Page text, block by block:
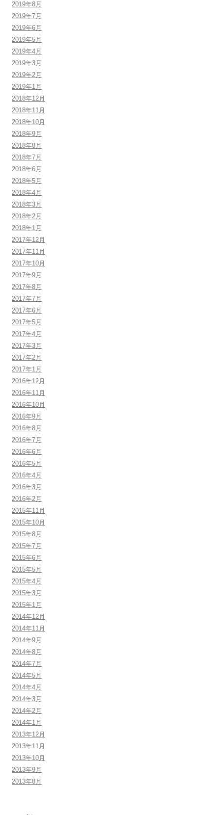
2019年8月
2019年7月
2019年6月
2019年5月
2019年4月
2019年3月
2019年2月
2019年1月
2018年12月
2018年11月
2018年10月
2018年9月
2018年8月
2018年7月
2018年6月
2018年5月
2018年4月
2018年3月
2018年2月
2018年1月
2017年12月
2017年11月
2017年10月
2017年9月
2017年8月
2017年7月
2017年6月
2017年5月
2017年4月
2017年3月
2017年2月
2017年1月
2016年12月
2016年11月
2016年10月
2016年9月
2016年8月
2016年7月
2016年6月
2016年5月
2016年4月
2016年3月
2016年2月
2015年11月
2015年10月
2015年8月
2015年7月
2015年6月
2015年5月
2015年4月
2015年3月
2015年1月
2014年12月
2014年11月
2014年9月
2014年8月
2014年7月
2014年5月
2014年4月
2014年3月
2014年2月
2014年1月
2013年12月
2013年11月
2013年10月
2013年9月
2013年8月